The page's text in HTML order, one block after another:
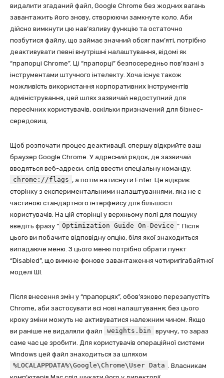
видалити згаданий файл, Google Chrome без жодних вагань
завантажить його знову, створюючи замкнуте коло. Аби
дійсно вимкнути цю нав’язливу функцію та остаточно
позбутися файлу, що займає значний обсяг пам’яті, потрібно
деактивувати певні внутрішні налаштування, відомі як
“прапорці Chrome”. Ці “прапорці” безпосередньо пов’язані з
інструментами штучного інтелекту. Хоча існує також
можливість використання корпоративних інструментів
адміністрування, цей шлях зазвичай недоступний для
пересічних користувачів, оскільки призначений для бізнес-
середовищ.
Щоб розпочати процес деактивації, спершу відкрийте ваш
браузер Google Chrome. У адресний рядок, де зазвичай
вводяться веб-адреси, слід ввести спеціальну команду:
chrome://flags , а потім натиснути Enter. Це відкриє
сторінку з експериментальними налаштуваннями, яка не є
частиною стандартного інтерфейсу для більшості
користувачів. На цій сторінці у верхньому полі для пошуку
введіть фразу “ Optimization Guide On-Device “. Після
цього ви побачите відповідну опцію, біля якої знаходиться
випадаюче меню. З цього меню потрібно обрати пункт
“Disabled”, що вимкне фонове завантаження чотиригігабайтної
моделі ШІ.
Після внесення змін у “прапорцях”, обов’язково перезапустіть
Chrome, аби застосувати всі нові налаштування; без цього
кроку зміни можуть не активуватися належним чином. Якщо
ви раніше не видаляли файл
weights.bin
вручну, то зараз
саме час це зробити. Для користувачів операційної системи
Windows цей файл знаходиться за шляхом
%LOCALAPPDATA%\Google\Chrome\User Data . Власникам